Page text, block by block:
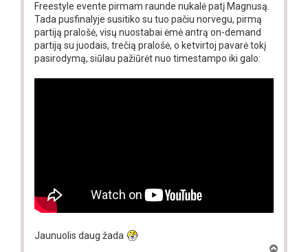
Freestyle evente pirmam raunde nukalė patį Magnusą.
Tada pusfinalyje susitiko su tuo pačiu norvegu, pirmą
partiją pralošė, visų nuostabai ėmė antrą on-demand
partiją su juodais, trečią pralošė, o ketvirtoj pavarė tokį
pasirodymą, siūlau pažiūrėt nuo timestampo iki galo:
Jaunuolis daug žada